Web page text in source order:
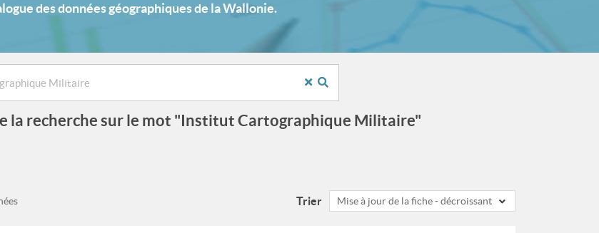
des données géographiques de la Wallonie.
la recherche sur le mot "Institut Cartographique Militaire"
Trier Mise à jour de la fiche - décroissant